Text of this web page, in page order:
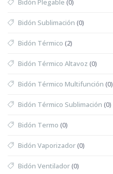
Bidón Plegable (0)
Bidón Sublimación (0)
Bidón Térmico (2)
Bidón Térmico Altavoz (0)
Bidón Térmico Multifunción (0)
Bidón Térmico Sublimación (0)
Bidón Termo (0)
Bidón Vaporizador(0)
Bidón Ventilador(0)